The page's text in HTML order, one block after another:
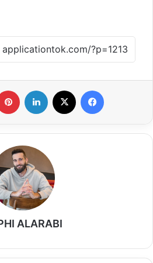
فيسبوك لينكدإن
ALARABI